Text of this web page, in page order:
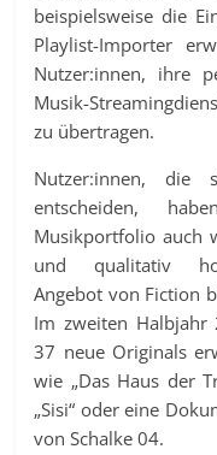
beispielsweise die
Playlist-Importer
Nutzer:innen, ihre
Musik-
zu übertragen.
Nutzer:innen,
entscheiden,
Musikportfolio auch
und qualitativ
Angebot von Fiction
Im zweiten
37 neue Originals
wie „Das Haus der
„Sisi“ oder eine
von Schalke 04.